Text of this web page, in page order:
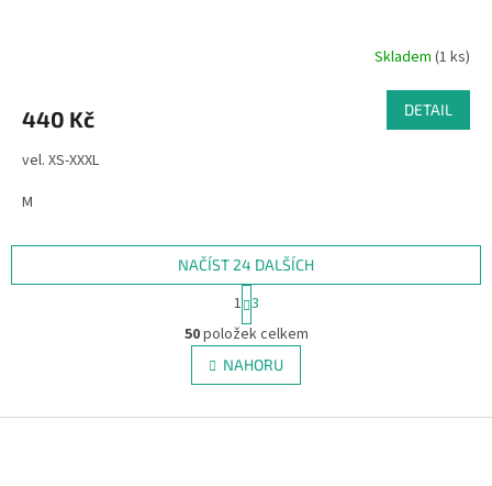
Skladem (1 ks)
440 Kč DETAIL
vel. XS-XXXL
M
O
v
l
á
NAČÍST 24 DALŠÍCH
S
t
r
á
n
k
v
1 3
50položek celkem
NAHORU